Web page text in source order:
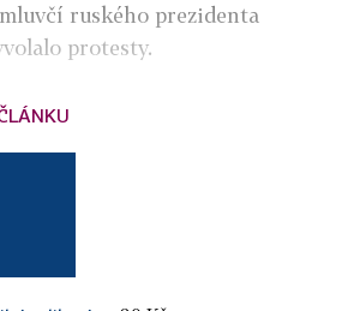
ruského prezidenta
protesty.